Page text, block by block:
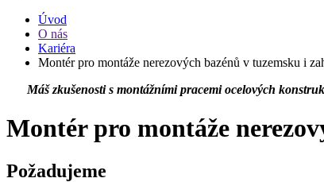
Úvod
O nás
Kariéra
Montér pro montáže nerezových bazénů v tuzemsku i
Máš zkušenosti s montážními pracemi ocelových
Montér pro montáže
Požadujeme